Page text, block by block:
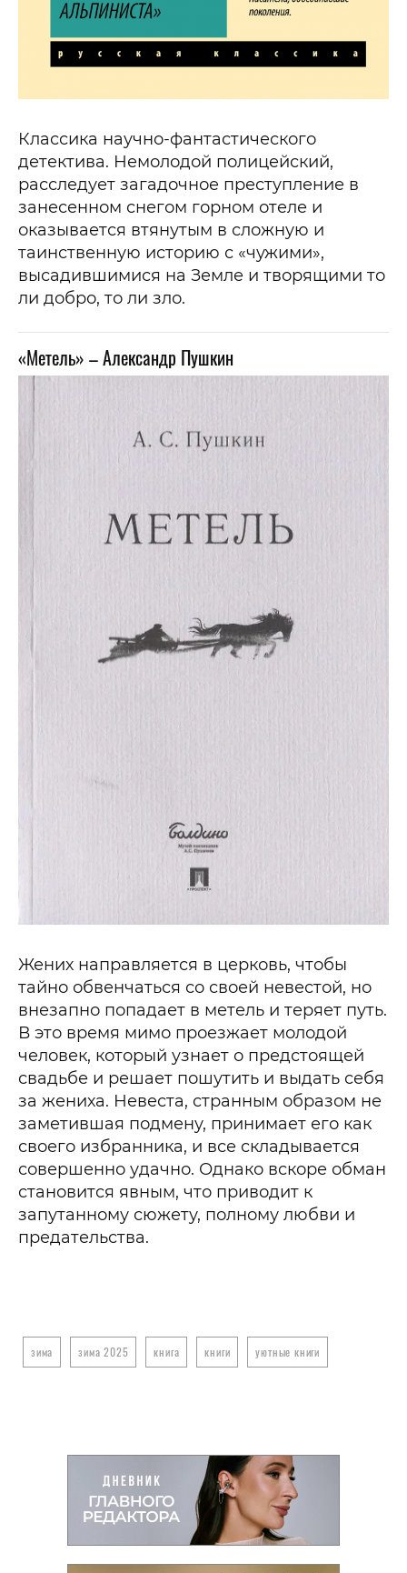
Классика научно-фантастического
детектива. Немолодой полицейский,
расследует загадочное преступление в
занесенном снегом горном отеле и
оказывается втянутым в сложную и
таинственную историю с «чужими»,
высадившимися на Земле и творящими то
ли добро, то ли зло.
«Метель» – Александр Пушкин
Жених направляется в церковь, чтобы
тайно обвенчаться со своей невестой, но
внезапно попадает в метель и теряет путь.
В это время мимо проезжает молодой
человек, который узнает о предстоящей
свадьбе и решает пошутить и выдать себя
за жениха. Невеста, странным образом не
заметившая подмену, принимает его как
своего избранника, и все складывается
совершенно удачно. Однако вскоре обман
становится явным, что приводит к
запутанному сюжету, полному любви и
предательства.
зима зима 2025 книга книги уютные книги